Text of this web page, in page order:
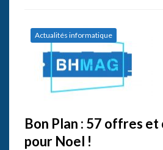
Actualités informatique
Bon Plan : 57 offres et
pour Noel !